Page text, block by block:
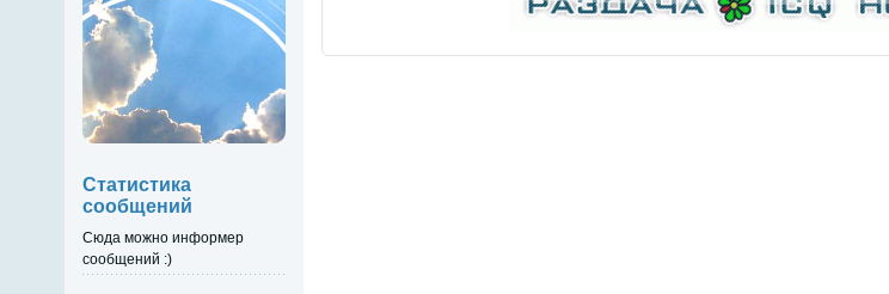
Статистика
сообщений
Сюда можно информер
сообщений :)